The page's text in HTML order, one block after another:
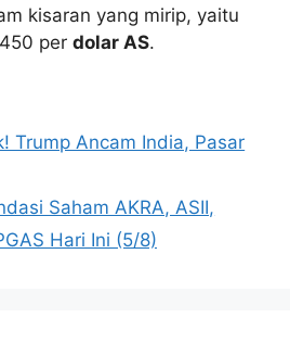
kisaran yang mirip, yaitu
per dolar AS.
Trump Ancam India, Pasar
Saham AKRA, ASII,
Hari Ini (5/8)